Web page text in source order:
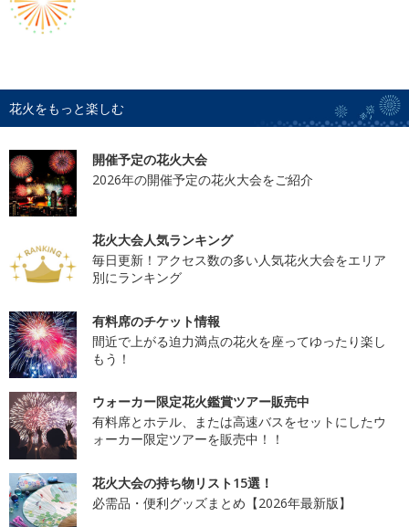
花火をもっと楽しむ
開催予定の花火大会
2026年の開催予定の花火大会をご紹介
花火大会人気ランキング
毎日更新！アクセス数の多い人気花火大会をエリア
別にランキング
有料席のチケット情報
間近で上がる迫力満点の花火を座ってゆったり楽し
もう！
ウォーカー限定花火鑑賞ツアー販売中
有料席とホテル、または高速バスをセットにしたウ
ォーカー限定ツアーを販売中！！
花火大会の持ち物リスト15選！
必需品・便利グッズまとめ【2026年最新版】